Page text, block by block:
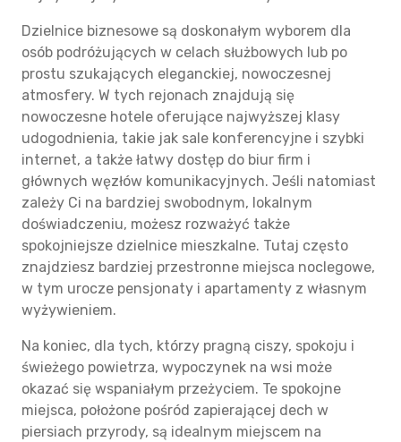
Dzielnice biznesowe są doskonałym wyborem dla
osób podróżujących w celach służbowych lub po
prostu szukających eleganckiej, nowoczesnej
atmosfery. W tych rejonach znajdują się
nowoczesne hotele oferujące najwyższej klasy
udogodnienia, takie jak sale konferencyjne i szybki
internet, a także łatwy dostęp do biur firm i
głównych węzłów komunikacyjnych. Jeśli natomiast
zależy Ci na bardziej swobodnym, lokalnym
doświadczeniu, możesz rozważyć także
spokojniejsze dzielnice mieszkalne. Tutaj często
znajdziesz bardziej przestronne miejsca noclegowe,
w tym urocze pensjonaty i apartamenty z własnym
wyżywieniem.
Na koniec, dla tych, którzy pragną ciszy, spokoju i
świeżego powietrza, wypoczynek na wsi może
okazać się wspaniałym przeżyciem. Te spokojne
miejsca, położone pośród zapierającej dech w
piersiach przyrody, są idealnym miejscem na